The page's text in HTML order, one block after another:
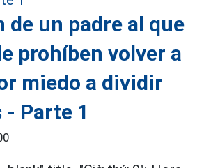
de un padre al que
prohíben volver a
miedo a dividir
- Parte 1